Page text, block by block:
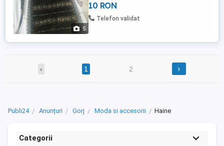
5
10 RON
Telefon validat
‹ 1 2 ›
Publi24 Anunțuri Gorj Moda si accesorii Haine
Categorii